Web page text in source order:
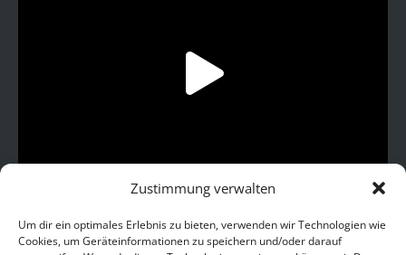
Zustimmung verwalten
Um dir ein optimales Erlebnis zu bieten, verwenden wir Technologien wie
Cookies, um Geräteinformationen zu speichern und/oder darauf